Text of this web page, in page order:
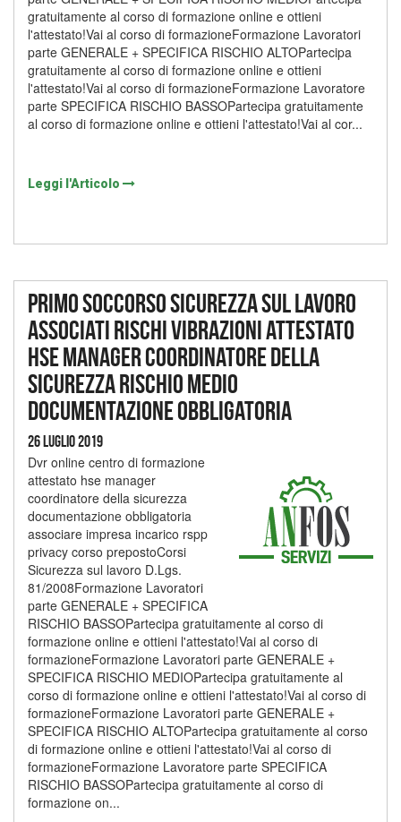
gratuitamente al corso di formazione online e ottieni
l'attestato!Vai al corso di formazioneFormazione Lavoratori
parte GENERALE + SPECIFICA RISCHIO ALTOPartecipa
gratuitamente al corso di formazione online e ottieni
l'attestato!Vai al corso di formazioneFormazione Lavoratore
parte SPECIFICA RISCHIO BASSOPartecipa gratuitamente
al corso di formazione online e ottieni l'attestato!Vai al cor...
Leggi l'Articolo
Primo soccorso sicurezza sul lavoro
associati rischi vibrazioni attestato
hse manager coordinatore della
sicurezza rischio medio
documentazione obbligatoria
26 Luglio 2019
Dvr online centro di formazione
attestato hse manager
coordinatore della sicurezza
documentazione obbligatoria
associare impresa incarico rspp
privacy corso prepostoCorsi
Sicurezza sul lavoro D.Lgs.
81/2008Formazione Lavoratori
parte GENERALE + SPECIFICA
RISCHIO BASSOPartecipa gratuitamente al corso di
formazione online e ottieni l'attestato!Vai al corso di
formazioneFormazione Lavoratori parte GENERALE +
SPECIFICA RISCHIO MEDIOPartecipa gratuitamente al
corso di formazione online e ottieni l'attestato!Vai al corso di
formazioneFormazione Lavoratori parte GENERALE +
SPECIFICA RISCHIO ALTOPartecipa gratuitamente al corso
di formazione online e ottieni l'attestato!Vai al corso di
formazioneFormazione Lavoratore parte SPECIFICA
RISCHIO BASSOPartecipa gratuitamente al corso di
formazione on...